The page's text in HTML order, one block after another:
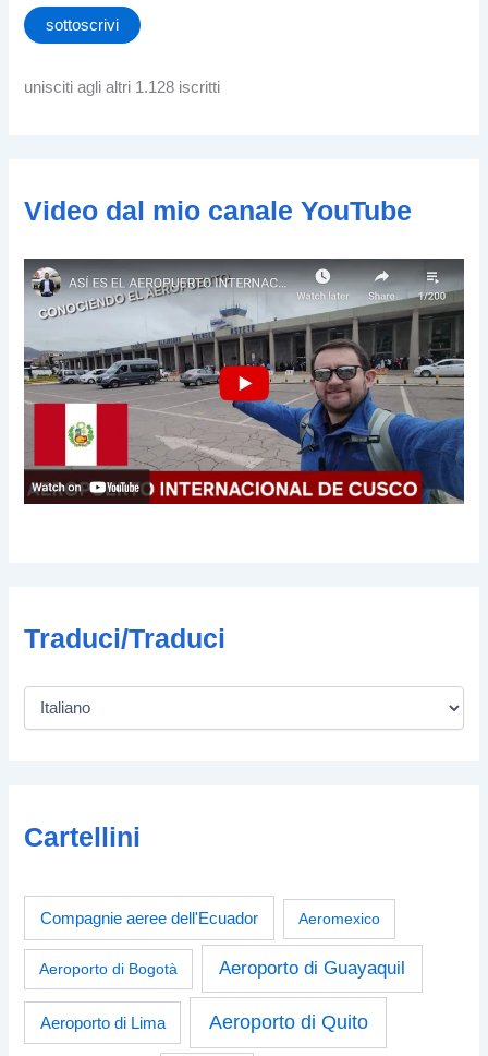
i
r
z
a
sottoscrivi
unisciti agli altri 1.128 iscritti
Video dal mio canale YouTube
Traduci/Traduci
Cartellini
Compagnie aeree dell'Ecuador Aeromexico
Aeroporto di Bogotà Aeroporto di Guayaquil
Aeroporto di Lima Aeroporto di Quito